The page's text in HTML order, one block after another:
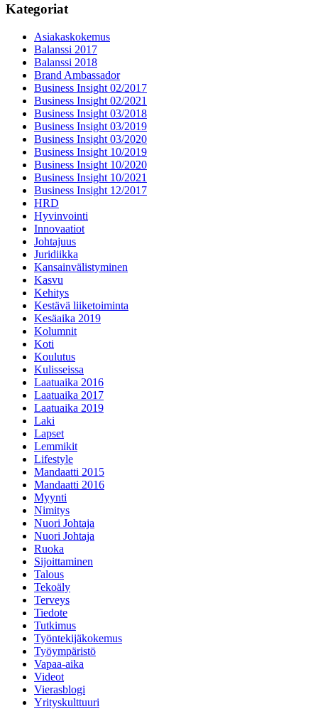
Kategoriat
Asiakaskokemus
Balanssi 2017
Balanssi 2018
Brand Ambassador
Business Insight 02/2017
Business Insight 02/2021
Business Insight 03/2018
Business Insight 03/2019
Business Insight 03/2020
Business Insight 10/2019
Business Insight 10/2020
Business Insight 10/2021
Business Insight 12/2017
HRD
Hyvinvointi
Innovaatiot
Johtajuus
Juridiikka
Kansainvälistyminen
Kasvu
Kehitys
Kestävä liiketoiminta
Kesäaika 2019
Kolumnit
Koti
Koulutus
Kulisseissa
Laatuaika 2016
Laatuaika 2017
Laatuaika 2019
Laki
Lapset
Lemmikit
Lifestyle
Mandaatti 2015
Mandaatti 2016
Myynti
Nimitys
Nuori Johtaja
Nuori Johtaja
Ruoka
Sijoittaminen
Talous
Tekoäly
Terveys
Tiedote
Tutkimus
Työntekijäkokemus
Työympäristö
Vapaa-aika
Videot
Vierasblogi
Yrityskulttuuri